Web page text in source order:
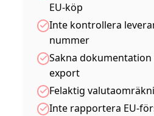
EU-köp
Inte kontrollera
nummer
Sakna
export
Felaktig
Inte rapportera EU-